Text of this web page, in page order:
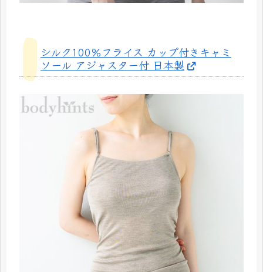
シルク100％フライス カップ付きキャミ
ソール アジャスター付 日本製